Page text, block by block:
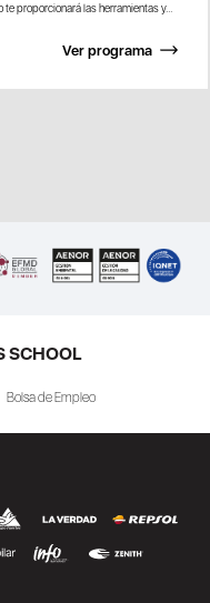
proporcionará las herramientas y...
Ver programa
SCHOOL
Bolsa de Empleo